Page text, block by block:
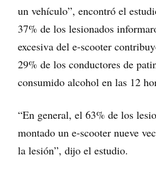
un vehículo”, encontró el
37% de los lesionados
excesiva del e-scooter
29% de los conductores de
consumido alcohol en las 12
“En general, el 63% de los
montado un e-scooter nueve
la lesión”, dijo el estudio.